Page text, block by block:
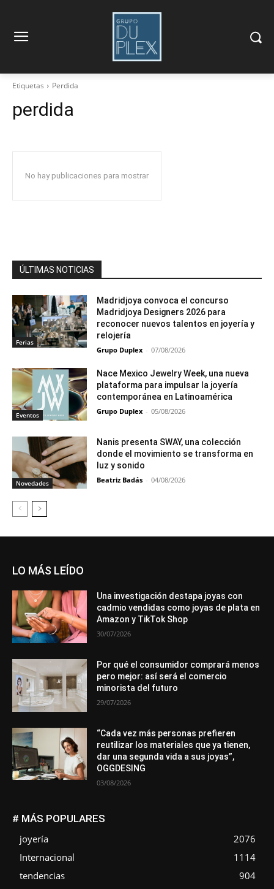
Etiquetas Perdida
perdida
No hay publicaciones para mostrar
ÚLTIMAS NOTICIAS
Ferias
Madridjoya convoca el concurso
Madridjoya Designers 2026 para
reconocer nuevos talentos en joyería y
relojería
Grupo Duplex - 07/08/2026
Eventos
Nace Mexico Jewelry Week, una nueva
plataforma para impulsar la joyería
contemporánea en Latinoamérica
Grupo Duplex - 05/08/2026
Novedades
Nanis presenta SWAY, una colección
donde el movimiento se transforma en
luz y sonido
Beatriz Badás - 04/08/2026
LO MÁS LEÍDO
Una investigación destapa joyas con
cadmio vendidas como joyas de plata en
Amazon y TikTok Shop
30/07/2026
Por qué el consumidor comprará menos
pero mejor: así será el comercio
minorista del futuro
29/07/2026
“Cada vez más personas prefieren
reutilizar los materiales que ya tienen,
dar una segunda vida a sus joyas”,
OGGDESING
03/08/2026
# MÁS POPULARES
joyería
2076
Internacional
1114
tendencias
904